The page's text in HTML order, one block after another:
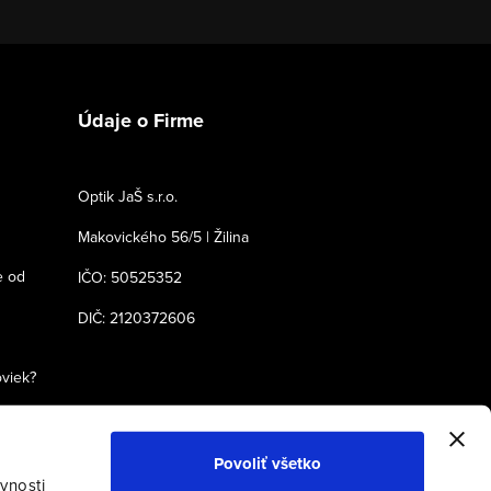
Povoliť všetko
od
Údaje o Firme
Optik JaŠ s.r.o.
Makovického 56/5 | Žilina
IČO: 50525352
DIČ: 2120372606